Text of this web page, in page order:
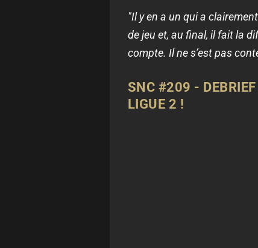
"Il y en a un qui a
de jeu et, au final, il fait la
compte. Il ne s’est pas
SNC #209 -
LIGUE 2 !